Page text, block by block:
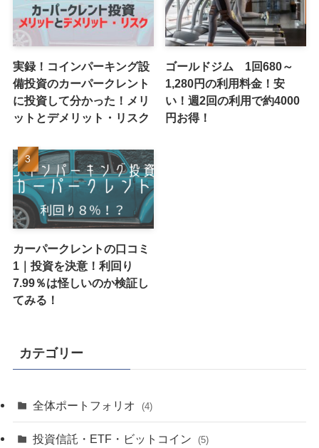
実録！コインパーキング設
備投資のカーパークレント
に投資して分かった！メリ
ットとデメリット・リスク
ゴールドジム 1回680～
1,280円の利用料金！安
い！週2回の利用で約4000
円お得！
カーパークレントの口コミ
1｜投資を決意！利回り
7.99％は怪しいのか検証し
てみる！
カテゴリー
全体ポートフォリオ (4)
投資信託・ETF・ビットコイン (5)